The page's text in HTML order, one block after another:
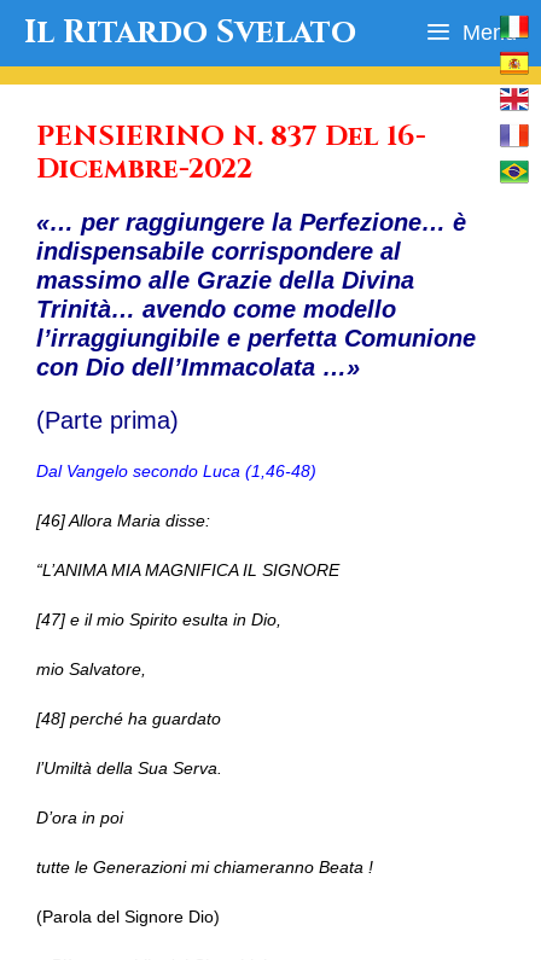
Il Ritardo Svelato Menu
PENSIERINO N. 837 Del 16-
Dicembre-2022
«… per raggiungere la Perfezione… è
indispensabile corrispondere al
massimo alle Grazie della Divina
Trinità… avendo come modello
l’irraggiungibile e perfetta Comunione
con Dio dell’Immacolata …»
(Parte prima)
Dal Vangelo secondo Luca (1,46-48)
[46] Allora Maria disse:
“L’ANIMA MIA MAGNIFICA IL SIGNORE
[47] e il mio Spirito esulta in Dio,
mio Salvatore,
[48] perché ha guardato
l’Umiltà della Sua Serva.
D’ora in poi
tutte le Generazioni mi chiameranno Beata !
(Parola del Signore Dio)